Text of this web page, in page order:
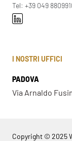
Tel: +39 049
I NOSTRI UFFICI
PADOVA
Via Arnaldo
Copyright © 2025